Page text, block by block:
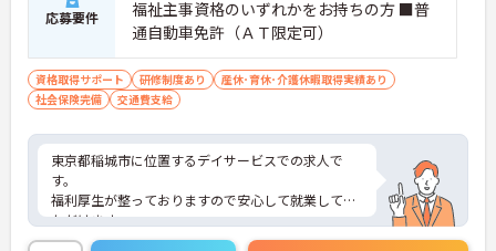
応募要件
福祉主事資格のいずれかをお持ちの方 ■普
通自動車免許（ＡＴ限定可）
資格取得サポート 研修制度あり
産休･育休･介護休暇取得実績あり
社会保険完備
交通費支給
東京都稲城市に位置するデイサービスでの求人で
す。
福利厚生が整っておりますので安心して就業してい
ただけます。
ご興味のある方はお気軽にお問い合わせ下さい。